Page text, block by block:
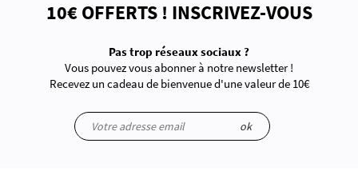
10€ OFFERTS ! INSCRIVEZ-VOUS
Pas trop réseaux sociaux ?
Vous pouvez vous abonner à notre newsletter !
Recevez un cadeau de bienvenue d'une valeur de 10€
ok